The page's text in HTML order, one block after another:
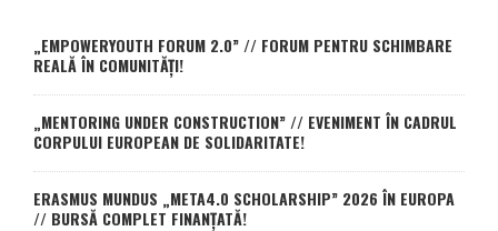
„EMPOWERYOUTH FORUM 2.0” // FORUM PENTRU SCHIMBARE
REALĂ ÎN COMUNITĂȚI!
„MENTORING UNDER CONSTRUCTION” // EVENIMENT ÎN CADRUL
CORPULUI EUROPEAN DE SOLIDARITATE!
ERASMUS MUNDUS „META4.0 SCHOLARSHIP” 2026 ÎN EUROPA
// BURSĂ COMPLET FINANȚATĂ!